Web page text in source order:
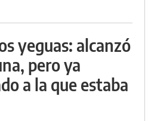
yeguas: alcanzó
pero ya
a la que estaba